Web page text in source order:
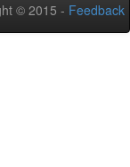
© 2015 - Feedback